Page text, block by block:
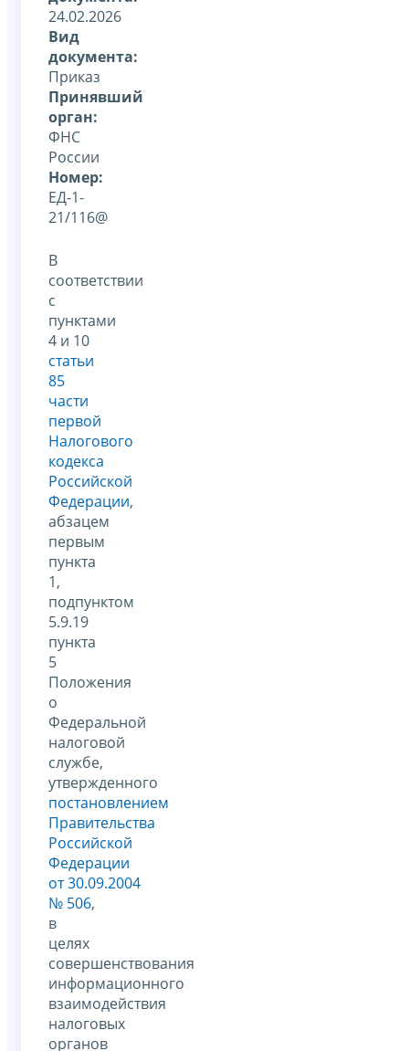
24.02.2026
Вид
документа:
Приказ
Принявший
орган:
ФНС
России
Номер:
ЕД-1-
21/116@
В
соответствии
с
пунктами
4 и 10
статьи
85
части
первой
Налогового
кодекса
Российской
Федерации,
абзацем
первым
пункта
1,
подпунктом
5.9.19
пункта
5
Положения
о
Федеральной
налоговой
службе,
утвержденного
постановлением
Правительства
Российской
Федерации
от 30.09.2004
№ 506,
в
целях
совершенствования
информационного
взаимодействия
налоговых
органов